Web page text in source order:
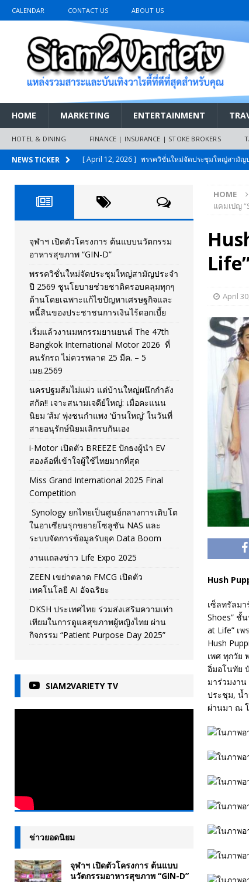
CALENDAR CONTACT US ABOUT US
HOME MARKETING ENTERTAINMENT
HOTEL & DINING FINANCE | INSURANCE | STOKE BROKERS
NEWS TICKER [ April 12, 2026 ] พรรควิชั่นใหม่จัดประชุมใหญ่สามัญ
[ March 26, 2026 ]
เริ่มแล้วงานมหกรรมยานยนต์
เมย.2569
AUTO NEWS
[ February 10, 2026 ] นครปฐมส้มไม่แผ่ว แต่บ้านใหญ่
วันที่สายอนุรักษ์นิยมเลิกรบกันเอง
PR NEWS
[ November 26, 2025 ] i-Motor เปิดตัว BREEZE ปัก
[ April 30, 2026 ] จุฬาฯ เปิดตัวโครงการ ต้นแบบนวัต
HOME
แคมเปญ
April
Hush
เซ็ลทรัลม
Shoes” ชั้
at Life” เ
Hush
เพศ ทุกวัย
อิ่มอโนทัย
มาร่วมงา
ประชุม, น้
ผ่านมา ณ
จุฬาฯ เปิดตัวโครงการ ต้นแบบนวัตกรรม
อาหารสุขภาพ “GIN-D”
พรรควิชั่นใหม่จัดประชุมใหญ่สามัญประจำ
ปี 2569 ชูนโยบายช่วยชาติครอบคลุมทุกๆ
ด้านโดยเฉพาะแก้ไขปัญหาเศรษฐกิจและ
หนี้สินของประชาชนการเงินไร้ดอกเบี้ย
เริ่มแล้วงานมหกรรมยานยนต์ The 47th
Bangkok International Motor 2026 ที่
คนรักรถ ไม่ควรพลาด 25 มีค. – 5
เมย.2569
นครปฐมส้มไม่แผ่ว แต่บ้านใหญ่ผนึกกำลัง
สกัด!! เจาะสนามเจดีย์ใหญ่: เมื่อคะแนน
นิยม ‘ส้ม’ พุ่งชนกำแพง ‘บ้านใหญ่’ ในวันที่
สายอนุรักษ์นิยมเลิกรบกันเอง
i-Motor เปิดตัว BREEZE ปักธงผู้นำ EV
สองล้อที่เข้าใจผู้ใช้ไทยมากที่สุด
Miss Grand International 2025 Final
Competition
Synology ยกไทยเป็นศูนย์กลางการเติบโต
ในอาเซียนรุกขยายโซลูชัน NAS และ
ระบบจัดการข้อมูลรับยุค Data Boom
งานแถลงข่าว Life Expo 2025
ZEEN เขย่าตลาด FMCG เปิดตัว
เทคโนโลยี AI อัจฉริยะ
DKSH ประเทศไทย ร่วมส่งเสริมความเท่า
เทียมในการดูแลสุขภาพผู้หญิงไทย ผ่าน
กิจกรรม “Patient Purpose Day 2025”
SIAM2VARIETY TV
ข่าวยอดนิยม
จุฬาฯ เปิดตัวโครงการ ต้นแบบ
นวัตกรรมอาหารสุขภาพ “GIN-D”